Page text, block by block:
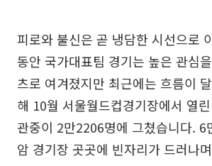
피로와 불신은 곧 냉담한 시선으로
동안 국가대표팀 경기는 높은 관심
츠로 여겨졌지만 최근에는 흐름이
해 10월 서울월드컵경기장에서 열
관중이 2만2206명에 그쳤습니다. 6
암 경기장 곳곳에 빈자리가 드러나